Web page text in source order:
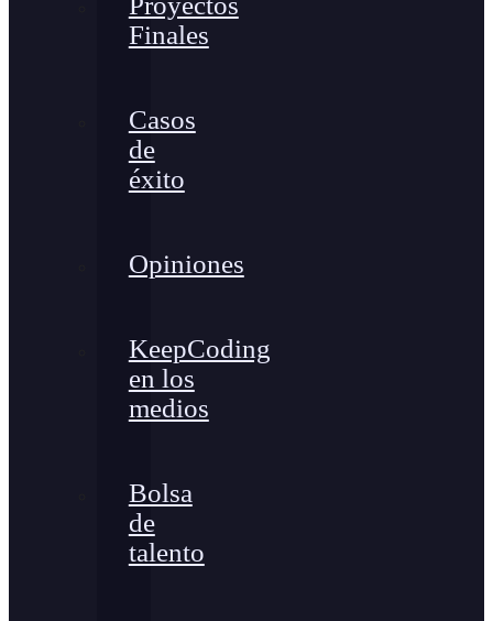
Finales
Casos
de
éxito
Opiniones
KeepCoding
en los
medios
Bolsa
de
talento